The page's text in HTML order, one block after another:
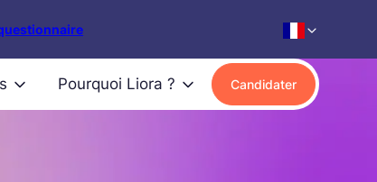
Pourquoi Liora ? Candidater